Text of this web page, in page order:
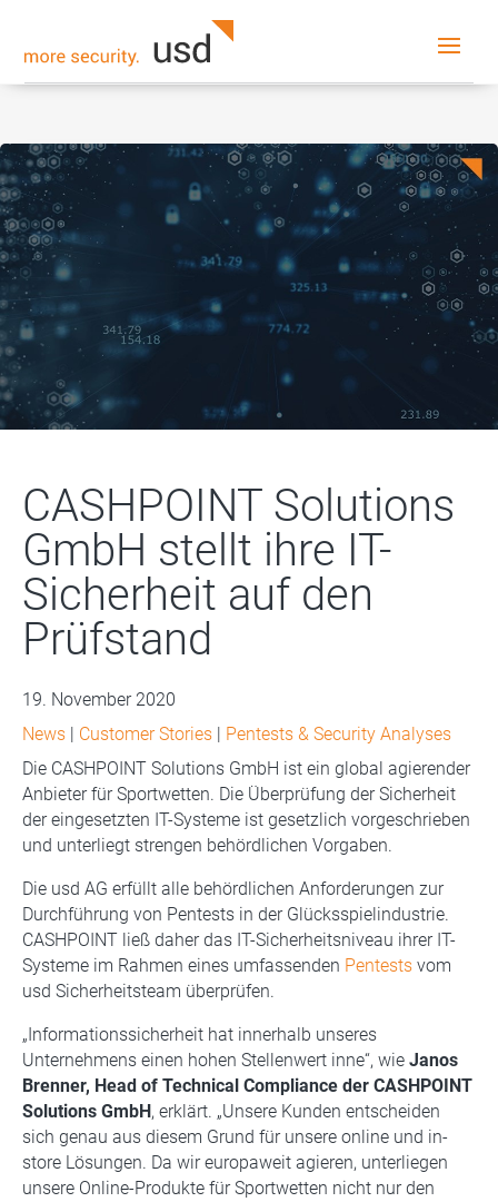
CASHPOINT Solutions
GmbH stellt ihre IT-
Sicherheit auf den
Prüfstand
19. November 2020
News
Customer Stories
Pentests & Security Analyses
Die CASHPOINT Solutions GmbH ist ein global agierender
Anbieter für Sportwetten. Die Überprüfung der Sicherheit
der eingesetzten IT-Systeme ist gesetzlich vorgeschrieben
und unterliegt strengen behördlichen Vorgaben.
Die usd AG erfüllt alle behördlichen Anforderungen zur
Durchführung von Pentests in der Glücksspielindustrie.
CASHPOINT ließ daher das IT-Sicherheitsniveau ihrer IT-
Systeme im Rahmen eines umfassenden Pentests vom
usd Sicherheitsteam überprüfen.
„Informationssicherheit hat innerhalb unseres
Unternehmens einen hohen Stellenwert inne“, wie Janos
Brenner, Head of Technical Compliance der CASHPOINT
Solutions GmbH , erklärt. „Unsere Kunden entscheiden
sich genau aus diesem Grund für unsere online und in-
store Lösungen. Da wir europaweit agieren, unterliegen
unsere Online-Produkte für Sportwetten nicht nur den